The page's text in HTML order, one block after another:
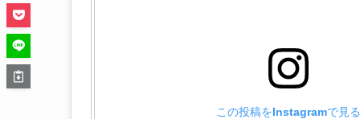
この投稿をInstagramで見る